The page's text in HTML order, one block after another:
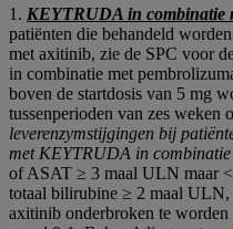
1. KEYTRUDA in combinatie
patiënten die behandeld
met axitinib, zie de SPC voor
in combinatie met
boven de startdosis van 5 mg
tussenperioden van zes weken
leverenzymstijgingen bij
met KEYTRUDA in
of ASAT ≥ 3 maal ULN maar
totaal bilirubine ≥ 2 maal
axitinib onderbroken te